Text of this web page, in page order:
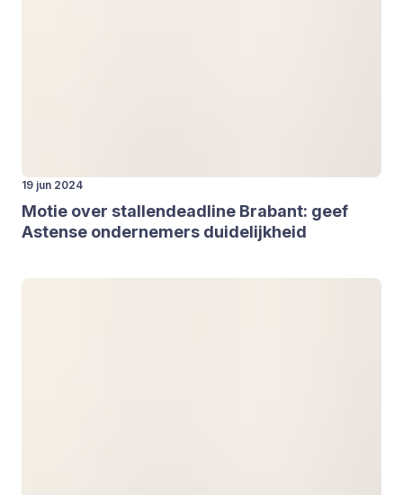
19 jun 2024
Motie over stal­len­dead­line Bra­bant: geef
Asten­se onder­ne­mers dui­de­lijk­heid